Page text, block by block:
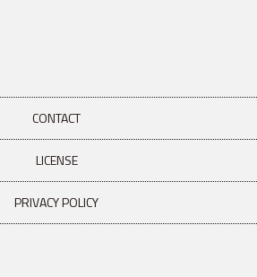
CONTACT
LICENSE
PRIVACY POLICY